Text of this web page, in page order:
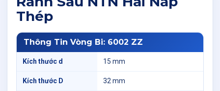
Thép
Thông Tin Vòng Bi: 6002 ZZ
Kích thước d 15 mm
Kích thước D 32 mm